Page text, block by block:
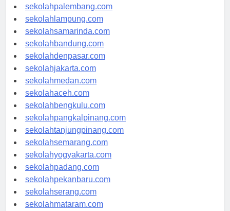
sekolahriau.com
sekolahpalembang.com
sekolahlampung.com
sekolahsamarinda.com
sekolahbandung.com
sekolahdenpasar.com
sekolahjakarta.com
sekolahmedan.com
sekolahaceh.com
sekolahbengkulu.com
sekolahpangkalpinang.com
sekolahtanjungpinang.com
sekolahsemarang.com
sekolahyogyakarta.com
sekolahpadang.com
sekolahpekanbaru.com
sekolahserang.com